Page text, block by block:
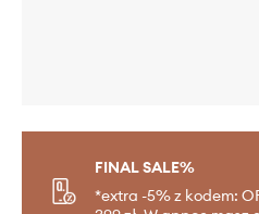
FINAL SALE%
*extra -5% z kodem: